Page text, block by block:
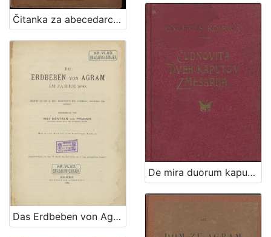
Čitanka za abecedarce / sastavio Franjo Anderlić
Das Erdbeben von Agram im Jahre 1880. / eingereicht von Max Hantken von Prudnik
De mira duorum kaputorum metamorphosi seu Čudnovita dveh kaputov zmešarija : in memoriam tristissimae illius sed demum feliciter perpessae ultimae anni noctis : 1873 / [Onofrius Kopriva]